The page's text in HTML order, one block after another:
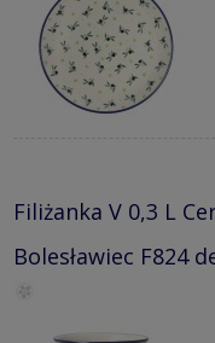
Filiżanka V 0,3 L
Bolesławiec F824